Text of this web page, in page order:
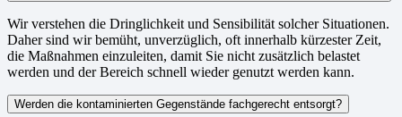
Wir verstehen die Dringlichkeit und Sensibilität solcher Situationen.
Daher sind wir bemüht, unverzüglich, oft innerhalb kürzester Zeit,
die Maßnahmen einzuleiten, damit Sie nicht zusätzlich belastet
werden und der Bereich schnell wieder genutzt werden kann.
Werden die kontaminierten Gegenstände fachgerecht entsorgt?